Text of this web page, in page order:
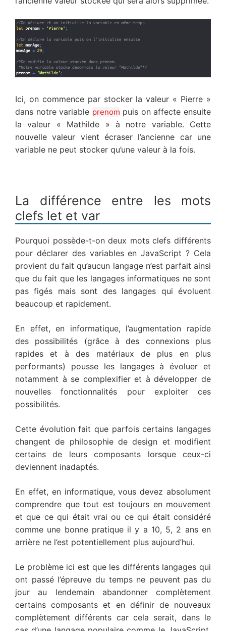
Ici, on commence par stocker la valeur « Pierre »
dans notre variable prenom puis on affecte ensuite
la valeur « Mathilde » à notre variable. Cette
nouvelle valeur vient écraser l’ancienne car une
variable ne peut stocker qu’une valeur à la fois.
La différence entre les mots
clefs let et var
Pourquoi possède-t-on deux mots clefs différents
pour déclarer des variables en JavaScript ? Cela
provient du fait qu’aucun langage n’est parfait ainsi
que du fait que les langages informatiques ne sont
pas figés mais sont des langages qui évoluent
beaucoup et rapidement.
En effet, en informatique, l’augmentation rapide
des possibilités (grâce à des connexions plus
rapides et à des matériaux de plus en plus
performants) pousse les langages à évoluer et
notamment à se complexifier et à développer de
nouvelles fonctionnalités pour exploiter ces
possibilités.
Cette évolution fait que parfois certains langages
changent de philosophie de design et modifient
certains de leurs composants lorsque ceux-ci
deviennent inadaptés.
En effet, en informatique, vous devez absolument
comprendre que tout est toujours en mouvement
et que ce qui était vrai ou ce qui était considéré
comme une bonne pratique il y a 10, 5, 2 ans en
arrière ne l’est potentiellement plus aujourd’hui.
Le problème ici est que les différents langages qui
ont passé l’épreuve du temps ne peuvent pas du
jour au lendemain abandonner complètement
certains composants et en définir de nouveaux
complètement différents car cela serait, dans le